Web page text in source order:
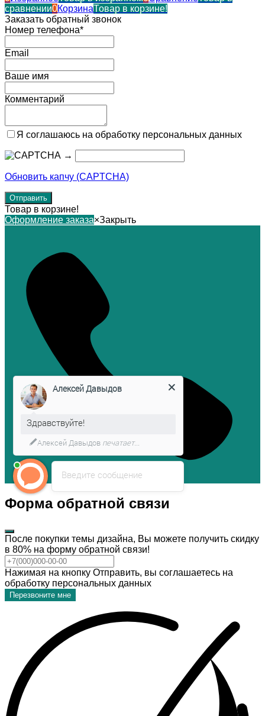
сравнении0КорзинаТовар в корзине!
Заказать обратный звонок
Номер телефона*
Email
Ваше имя
Комментарий
Я соглашаюсь на обработку персональных данных
→
Обновить капчу (CAPTCHA)
Товар в корзине!
Оформление заказа×Закрыть
Форма обратной связи
После покупки темы дизайна, Вы можете получить скидку
в 80% на форму обратной связи!
Нажимая на кнопку Отправить, вы соглашаетесь на
обработку персональных данных
Перезвоните мне
Введите сообщение
Алексей Давыдов
Здравствуйте!
Алексей Давыдов печатает...